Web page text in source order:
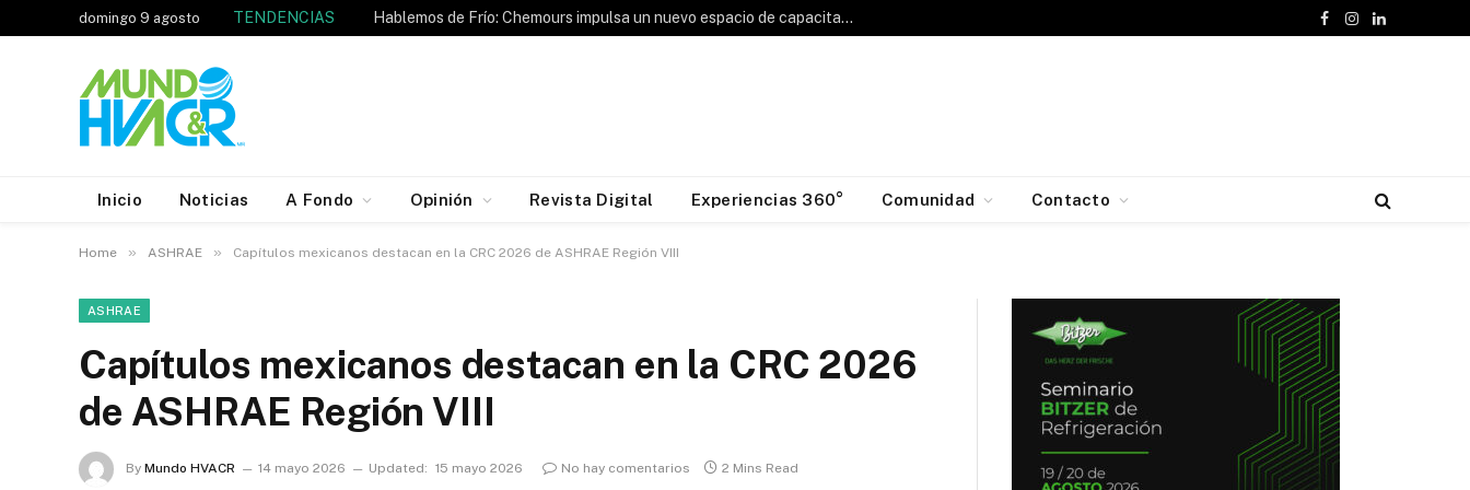
domingo 9 agosto TENDENCIAS Hablemos de Frío: Chemours impulsa un nuevo espacio de capacitación para la industria HVAC&R
Facebook
Instagram
LinkedIn
Inicio Noticias A Fondo Opinión Revista Digital Experiencias 360° Comunidad Contacto
Home » ASHRAE » Capítulos mexicanos destacan en la CRC 2026 de ASHRAE Región VIII
ASHRAE
Capítulos mexicanos destacan en la CRC 2026
de ASHRAE Región VIII
By Mundo HVACR 14 mayo 2026 Updated: 15 mayo 2026 No hay comentarios 2 Mins Read